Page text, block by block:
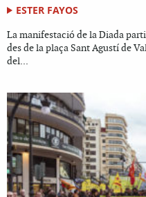
ESTER FAYOS
La manifestació de la Diada
des de la plaça Sant Agustí de
del...